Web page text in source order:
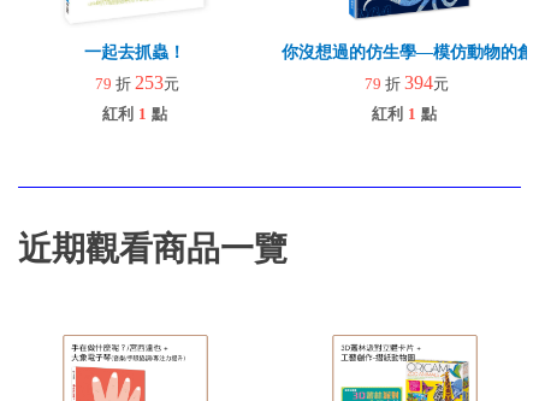
一起去抓蟲！
79 折 253元
紅利 1 點
你沒想過的仿生學—模仿動物的創
79 折 394元
紅利 1 點
近期觀看商品一覽